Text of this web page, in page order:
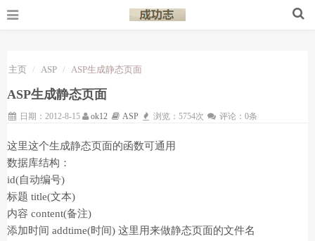
主页 ASP ASP生成静态页面
ASP生成静态页面
日期：2012-8-15 ok12 ASP 浏览：5754次 评论：0条
这里这个生成静态页面的函数可通用
数据库结构：
id(自动编号)
标题 title(文本)
内容 content(备注)
添加时间 addtime(时间) 这里用来做静态页面的文件名